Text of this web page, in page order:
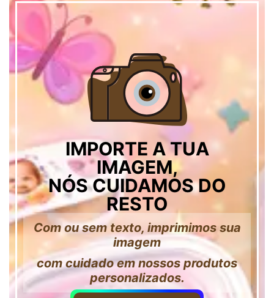
IMPORTE A TUA
IMAGEM,
NÓS CUIDAMOS DO
RESTO
Com ou sem texto, imprimimos sua
imagem
com cuidado em nossos produtos
personalizados.